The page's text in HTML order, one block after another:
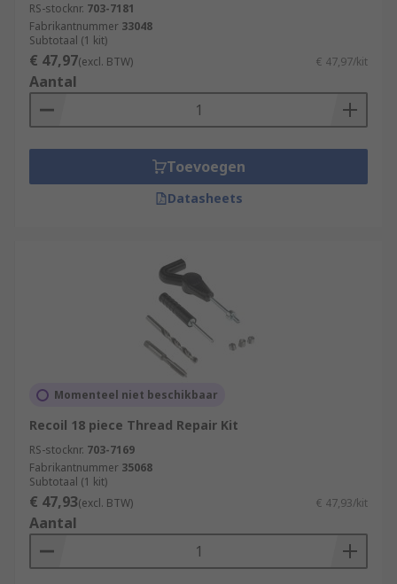
RS-stocknr. 703-7181
Fabrikantnummer 33048
Subtotaal (1 kit)
€ 47,97(excl. BTW) € 47,97/kit
Aantal
Toevoegen
Datasheets
Momenteel niet beschikbaar
Recoil 18 piece Thread Repair Kit
RS-stocknr. 703-7169
Fabrikantnummer 35068
Subtotaal (1 kit)
€ 47,93(excl. BTW) € 47,93/kit
Aantal